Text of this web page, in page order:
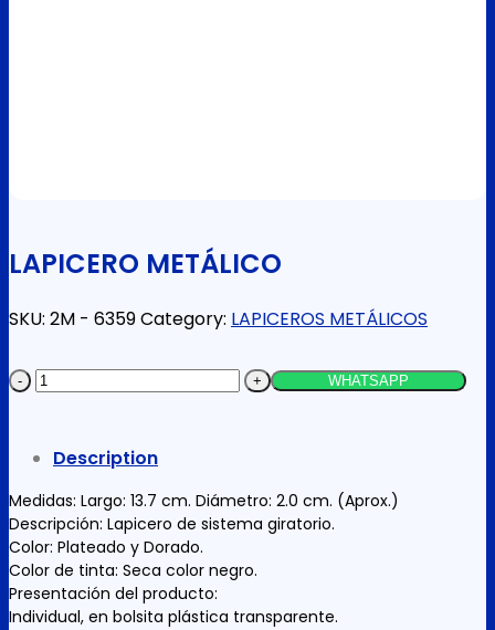
LAPICERO METÁLICO
SKU: 2M - 6359Category: LAPICEROS METÁLICOS
LAPICERO
WHATSAPP
Description
Medidas: Largo: 13.7 cm. Diámetro: 2.0 cm. (Aprox.)
Descripción: Lapicero de sistema giratorio.
Color: Plateado y Dorado.
Color de tinta: Seca color negro.
Presentación del producto:
Individual, en bolsita plástica transparente.